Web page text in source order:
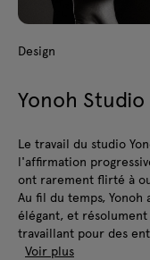
Design
Yonoh Studio
Le travail du studio
l'affirmation
ont rarement flirté à
Au fil du temps,
élégant, et
travaillant pour des
Voir plus